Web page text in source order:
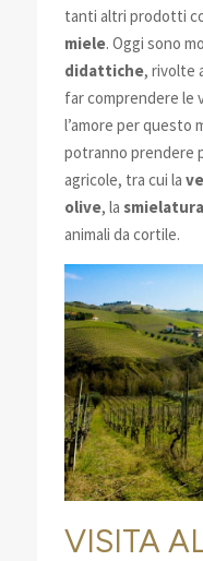
tanti altri prodotti
miele. Oggi sono
didattiche, rivolte
far comprendere le
l’amore per questo
potranno prendere
agricole, tra cui la
olive, la smielatura
animali da cortile.
VISITA